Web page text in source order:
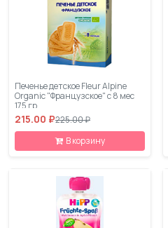
Печенье детское Fleur Alpine
Organic "Французское" с 8 мес
175 гр
215.00 ₽225.00 ₽
В корзину